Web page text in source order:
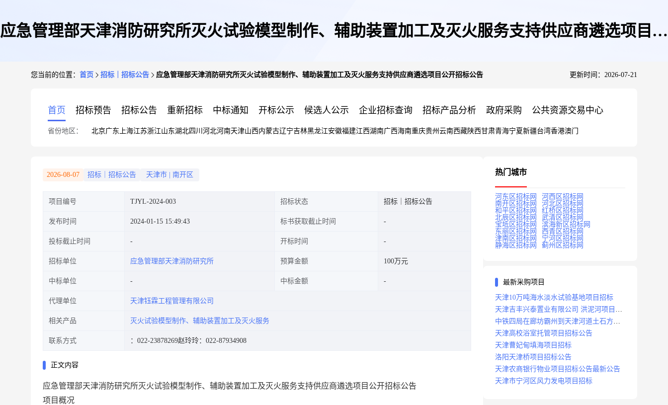
应急管理部天津消防研究所灭火试验模型制作、辅助装置加工及灭火服务支持供应商遴选项目公
您当前的位置： 首页 招标｜招标公告 应急管理部天津消防研究所灭火试验模型制作、辅助装置加工及灭火服务支持供应商遴选项目公开招标公告 更新时间：2026-07-21
首页 招标预告 招标公告 重新招标 中标通知 开标公示 候选人公示 企业招标查询 招标产品分析 政府采购 公共资源交易中心
省份地区： 北京广东 上海江苏浙江山东湖北四川 河北河南天津山西内蒙古辽宁吉林黑龙江安徽福建江西湖南广西海南重庆贵州 云南西藏陕西甘肃青海宁夏新疆台湾香港澳门
2026-08-07 招标｜招标公告 天津市 南开区
项目编号 TJYL-2024-003 招标状态 招标｜招标公告
发布时间 2024-01-15 15:49:43 标书获取截止时间
投标截止时间 开标时间
招标单位 应急管理部天津消防研究所 预算金额 100万元
中标单位 中标金额
代理单位 天津钰霖工程管理有限公司
相关产品 灭火试验模型制作、辅助装置加工及灭火服务
联系方式 ：022-23878269赵玲玲：022-87934908
正文内容
应急管理部天津消防研究所灭火试验模型制作、辅助装置加工及灭火服务支持供应商遴选项目公开招标公告
项目概况
热门城市
河东区招标网
河西区招标网
南开区招标网
河北区招标网
和平区招标网
红桥区招标网
北辰区招标网
武清区招标网
宝坻区招标网
滨海新区招标网
东丽区招标网
西青区招标网
津南区招标网
宁河区招标网
静海区招标网
蓟州区招标网
最新采购项目
天津10万吨海水淡水试验基地项目招标
天津吉丰兴泰置业有限公司 洪泥河项目招
标工程
中铁四局在廊坊霸州到天津河道土石方工
程项目招标
天津高校浴室托管项目招标公告
天津曹妃甸填海项目招标
洛阳天津桥项目招标公告
天津农商银行物业项目招标公告最新公告
天津市宁河区风力发电项目招标